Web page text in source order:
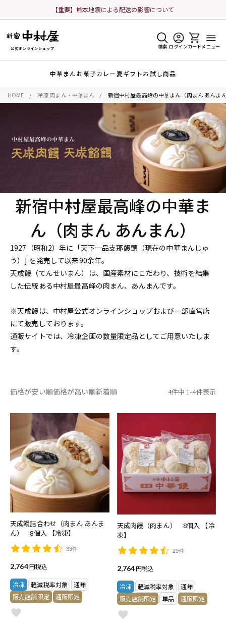
【重要】熊本地震による配送の影響について
公式オンラインショップ 検索 ログインカート メニュー
中華まんお菓子カレー夏ギフトお試し商品
HOME 冷凍 肉まん・中華まん 新宿中村屋最高峰の中華まん（肉まん あんま
新宿中村屋最高峰の中華ま
ん（肉まん あんまん）
1927（昭和2）年に「天下一品支那饅頭（現在の中華まんじゅ
う）] を発売して以来90余年。
天成饅（てんせいまん）は、国産素材にこだわり、技術を結集
した伝統ある中村屋最高峰の肉まん、あんまんです。
※天成饅は、中村屋公式オンラインショップおよび一部直営店
にて販売しております。
通販サイトでは、冷凍企画の数量限定品としてご用意いたしま
す。
価格が安い順価格が高い順新着順 4件中 1-4件表示
天成饅詰合わせ（肉まん あんま
ん） 8個入 【冷凍】
33件
2,764 税込
冷凍 軽減税率対象
通年
販売店舗限定
通販限定
天成肉饅（肉まん） 8個入 【冷
凍】
29件
2,764 税込
冷凍 軽減税率対象
通年
販売店舗限定
単品 通販限定